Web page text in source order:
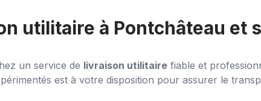
utilitaire à Pontchâteau et
un service de livraison utilitaire fiable et
est à votre disposition pour assurer le